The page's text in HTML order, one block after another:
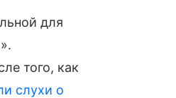
для
того, как
слухи о